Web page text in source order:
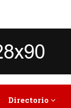
Directorio